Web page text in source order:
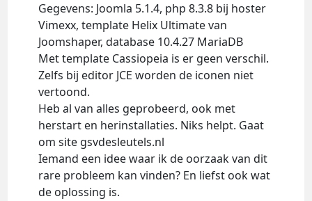
Gegevens: Joomla 5.1.4, php 8.3.8 bij hoster
Vimexx, template Helix Ultimate van
Joomshaper, database 10.4.27 MariaDB
Met template Cassiopeia is er geen verschil.
Zelfs bij editor JCE worden de iconen niet
vertoond.
Heb al van alles geprobeerd, ook met
herstart en herinstallaties. Niks helpt. Gaat
om site gsvdesleutels.nl
Iemand een idee waar ik de oorzaak van dit
rare probleem kan vinden? En liefst ook wat
de oplossing is.